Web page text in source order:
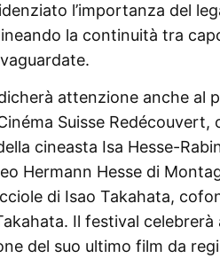
l’importanza del
la continuità tra
attenzione anche
Suisse Redécouvert,
cineasta Isa Hesse-
Hermann Hesse di
di Isao Takahata,
Il festival
del suo ultimo film da